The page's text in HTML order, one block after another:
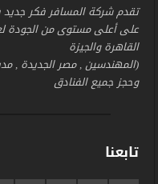
تقدم شركة المسافر فكر جديد
على أعلى مستوى من
القاهرة والجيزة
(المهندسين , مصر الجديدة ,
وحجز جميع الفنادق
تابعنا